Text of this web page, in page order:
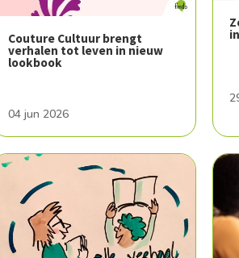
Couture Cultuur brengt
verhalen tot leven in nieuw
lookbook
04 jun 2026